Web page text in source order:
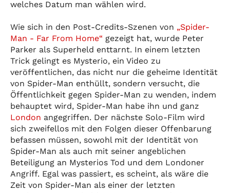
welches Datum man wählen wird.
Wie sich in den Post-Credits-Szenen von „Spider-
Man - Far From Home“ gezeigt hat, wurde Peter
Parker als Superheld enttarnt. In einem letzten
Trick gelingt es Mysterio, ein Video zu
veröffentlichen, das nicht nur die geheime Identität
von Spider-Man enthüllt, sondern versucht, die
Öffentlichkeit gegen Spider-Man zu wenden, indem
behauptet wird, Spider-Man habe ihn und ganz
London angegriffen. Der nächste Solo-Film wird
sich zweifellos mit den Folgen dieser Offenbarung
befassen müssen, sowohl mit der Identität von
Spider-Man als auch mit seiner angeblichen
Beteiligung an Mysterios Tod und dem Londoner
Angriff. Egal was passiert, es scheint, als wäre die
Zeit von Spider-Man als einer der letzten